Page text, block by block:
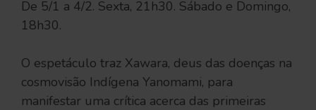
De 5/1 a 4/2. Sexta, 21h30. Sábado e Domingo,
18h30.
O espetáculo traz Xawara, deus das doenças na
cosmovisão Indígena Yanomami, para
manifestar uma crítica acerca das primeiras